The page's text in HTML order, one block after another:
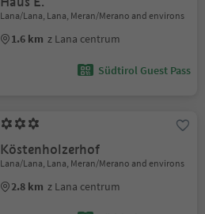
Lana/Lana, Lana, Meran/Merano and environs
1.6 km z Lana centrum
Südtirol Guest Pass
Köstenholzerhof
Lana/Lana, Lana, Meran/Merano and environs
2.8 km z Lana centrum